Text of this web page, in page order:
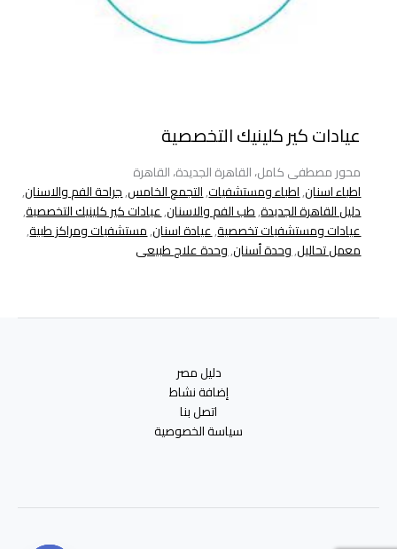
عيادات كير كلينيك التخصصية
محور مصطفى كامل، القاهرة الجديدة، القاهرة
اطباء اسنان,اطباء ومستشفيات,التجمع الخامس,جراحة الفم والاسنان,
دليل القاهرة الجديدة,طب الفم والاسنان,عيادات كير كلينيك التخصصية,
عيادات ومستشفيات تخصصية,عيادة اسنان,مستشفيات ومراكز طبية,
معمل تحاليل,وحدة أسنان,وحدة علاج طبيعى
دليل مصر
إضافة نشاط
اتصل بنا
سياسة الخصوصية